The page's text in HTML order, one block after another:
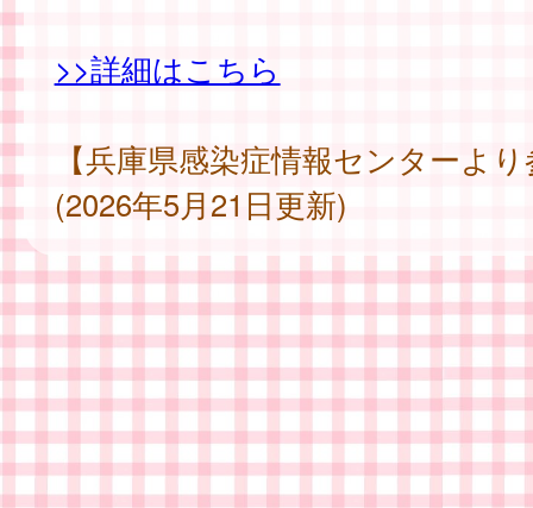
>>詳細はこちら
【兵庫県感染症情報センターよ
(2026年5月21日更新)